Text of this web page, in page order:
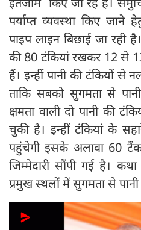
पर्याप्त व्यवस्था किए जाने
पाइप लाइन बिछाई जा रही
की 80 टंकियां रखकर 12 से
हैं। इन्हीं पानी की टंकियों से
ताकि सबको सुगमता से
क्षमता वाली दो पानी की
चुकी है। इन्हीं टंकियां के
पहुंचेगी इसके अलावा 60
जिम्मेदारी सौंपी गई है।
प्रमुख स्थलों में सुगमता से पानी